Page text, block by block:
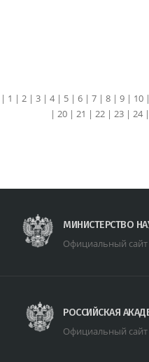
| 1 | 2| 3| 4| 5| 6| 7| 8| 9| 10|
| 20 | 21 | 22 | 23 | 24 |
МИНИСТЕРСТВО
Официальный сайт
РОССИЙСКАЯ
Официальный сайт